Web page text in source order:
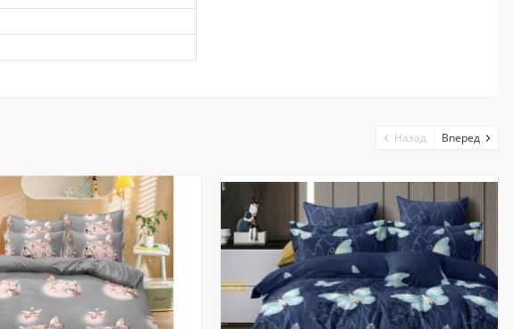
Назад Вперед